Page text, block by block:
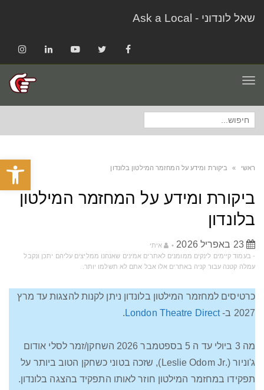
פתח
שאל לונדוני - Ask a Local
Facebook
Twitter
YouTube
LinkedIn
Instagram
תפריט
חיפוש
ראשי » ביקורת ומידע על המחזמר המילטון בלונדון
ביקורת ומידע על המחזמר המילטון
בלונדון
23 באפריל 2026
איתי
‫-‬ בעמוד קיימים לינקים ממומנים לאתרים אמינים שאנחנו ממליצים עליהם יתכן ונקבל
עמלה קטנה עבור קניה באתרים אלו אבל אתם לא תשלמו יותר‫.‬
כרטיסים למחזמר המילטון בלונדון ניתן לקנות להצגות עד מרץ
2027 ב-
London Theatre Direct
.
מה 3 ביולי עד ה 5 בספטמבר 2026 השחקן/זמר לסלי אודום
ג'וניור (.Leslie Odom Jr), שזכה בטוני כשחקן הטוב ביותר על
תפקידו במחזמר המילטון חוזר לאותו התפקיד בהצגה בלונדון.